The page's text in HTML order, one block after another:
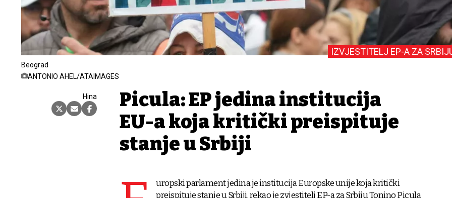
Beograd
ANTONIO AHEL/ATAIMAGES
Hina
IZVJESTITELJ EP-A ZA
Picula: EP jedina institucija
EU-a koja kritički preispituje
stanje u Srbiji
uropski parlament jedina je institucija Europske unije koja kritički
preispituje stanje u Srbiji, rekao je zvjestitelj EP-a za Srbiju Tonino Picula